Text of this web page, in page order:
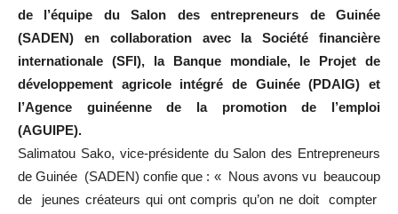
de l’équipe du Salon des entrepreneurs de Guinée
(SADEN) en collaboration avec la Société financière
internationale (SFI), la Banque mondiale, le Projet de
développement agricole intégré de Guinée (PDAIG) et
l’Agence guinéenne de la promotion de l’emploi
(AGUIPE).
Salimatou Sako, vice-présidente du Salon des Entrepreneurs
de Guinée (SADEN) confie que : « Nous avons vu beaucoup
de jeunes créateurs qui ont compris qu’on ne doit compter